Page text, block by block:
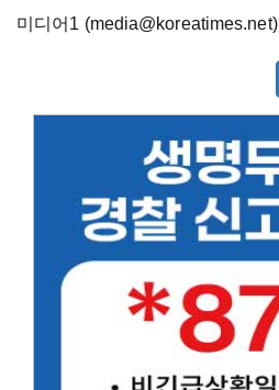
미디어1 (media@koreatimes.net)